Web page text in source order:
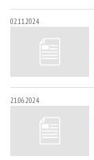
02.11.2024
21.06.2024